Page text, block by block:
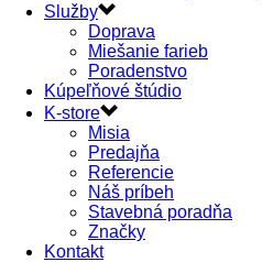
Služby
Doprava
Miešanie farieb
Poradenstvo
Kúpeľňové štúdio
K-store
Misia
Predajňa
Referencie
Náš príbeh
Stavebná poradňa
Značky
Kontakt